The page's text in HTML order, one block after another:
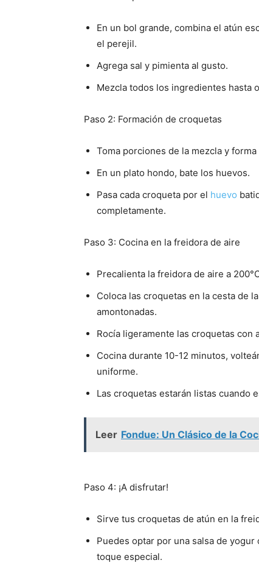
En un bol grande, combina el atún
el perejil.
Agrega sal y pimienta al gusto.
Mezcla todos los ingredientes hasta
Paso 2: Formación de croquetas
Toma porciones de la mezcla y
En un plato hondo, bate los huevos.
Pasa cada croqueta por el huevo
completamente.
Paso 3: Cocina en la freidora de aire
Precalienta la freidora de aire a
Coloca las croquetas en la cesta de
amontonadas.
Rocía ligeramente las croquetas con
Cocina durante 10-12 minutos,
uniforme.
Las croquetas estarán listas cuando
Leer Fondue: Un Clásico de la
Paso 4: ¡A disfrutar!
Sirve tus croquetas de atún en la
Puedes optar por una salsa de
toque especial.